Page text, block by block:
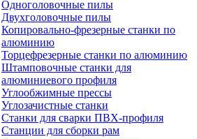
Одноголовочные пилы
Двухголовочные пилы
Копировально-фрезерные станки по
алюминию
Торцефрезерные станки по алюминию
Штамповочные станки для
алюминиевого профиля
Углообжимные прессы
Углозачистные станки
Станки для сварки ПВХ-профиля
Станции для сборки рам